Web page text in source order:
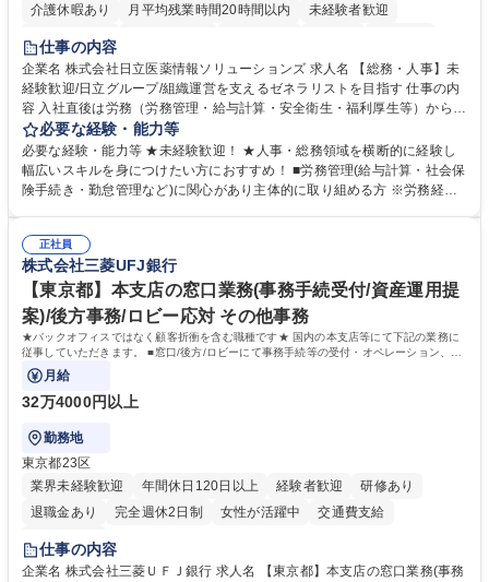
介護休暇あり 月平均残業時間20時間以内
未経験者歓迎
住宅手当あり
育休あり
完全週休2日制 交通費支給 土日祝休み 寮・社宅あり
仕事の内容
企業名 株式会社日立医薬情報ソリューションズ 求人名 【総務・人事】未
経験歓迎/日立グループ/組織運営を支えるゼネラリストを目指す 仕事の内
容 入社直後は労務（労務管理・給与計算・安全衛生・福利厚生等）からお
任せいたします。将来は総務・採用・教育業務へ守備範囲を広げ、組織運
営を支えるゼネラリストをめざせます。 ・初期業務：労働時間管理、給与
計算、社会保険対応、福利厚生管理、安全衛生、健康経営推進等をお任せ
します。ご経験に応じて、休職者管理など、幅広く経験を積んでいただき
幅広く経験を積みたい意欲がある方に最適な環境です。 募集職種 【総
務・人事】未経験歓迎/日立グループ/組織運営を支えるゼネラリストを目
指す
必要な経験・能力等
必要な経験・能力等 ★未経験歓迎！ ★人事・総務領域を横断的に経験し
幅広いスキルを身につけたい方におすすめ！ ■労務管理(給与計算・社会保
険手続き・勤怠管理など)に関心があり主体的に取り組める方 ※労務経験
のご経験 ■労務管理（給与計算・社会保険手続き・勤怠管理など）の経験
■衛生管理者の資格をお持ちの方 学歴・資格 学歴：大学院 大学 高専 短大
専修学校 高校 語学力： 資格：
正社員
株式会社三菱UFJ銀行
【東京都】本支店の窓口業務(事務手続受付/資産運用提
案)/後方事務/ロビー応対 その他事務
★バックオフィスではなく顧客折衝を含む職種です★ 国内の本支店等にて下記の業務に
従事していただきます。 ■窓口/後方/ロビーにて事務手続等の受付・オペレーション、お
客様対応
月給
32万4000円以上
勤務地
東京都23区
業界未経験歓迎
年間休日120日以上 経験者歓迎
研修あり
退職金あり
完全週休2日制 女性が活躍中
交通費支給
土日祝休み
仕事の内容
企業名 株式会社三菱ＵＦＪ銀行 求人名 【東京都】本支店の窓口業務(事務